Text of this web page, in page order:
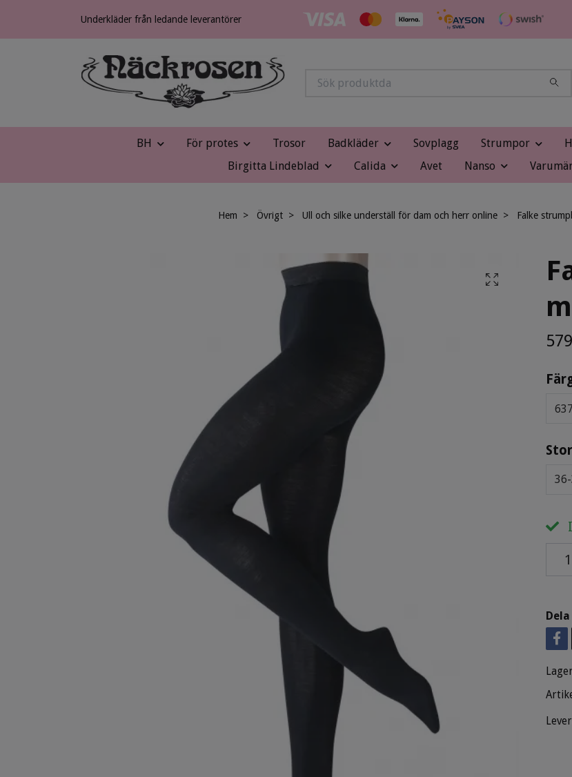
Underkläder från ledande leverantörer
BH För protes Trosor Badkläder Sovplagg Strumpor
Birgitta Lindeblad
Calida Avet Nanso
Hem Övrigt Ull och silke underställ för dam och herr online Falke
Dela